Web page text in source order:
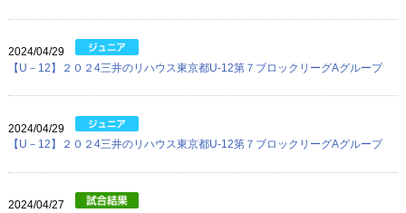
2024/04/29
【U－12】２０２4三井のリハウス東京都U-12第７ブロックリーグAグループ
2024/04/29
【U－12】２０２4三井のリハウス東京都U-12第７ブロックリーグAグループ
2024/04/27